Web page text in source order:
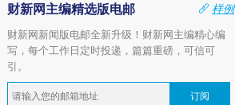
财新网主编精选版电邮
样例
财新网新闻版电邮全新升级！财新网主编精心编
写，每个工作日定时投递，篇篇重磅，可信可
引。
订阅